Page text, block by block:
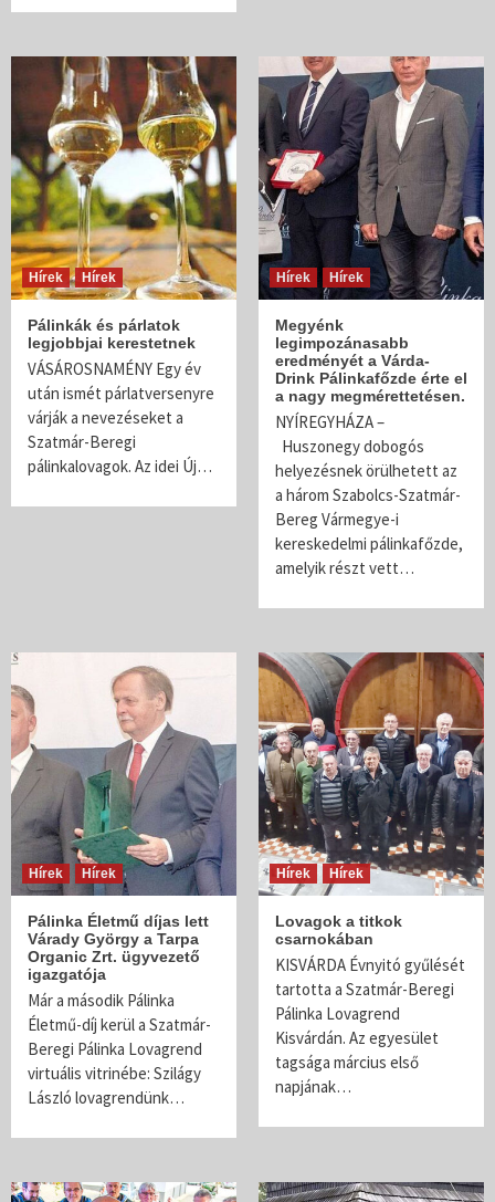
Hírek Hírek
Pálinkák és párlatok
legjobbjai kerestetnek
VÁSÁROSNAMÉNY Egy év
után ismét párlatversenyre
várják a nevezéseket a
Szatmár-Beregi
pálinkalovagok. Az idei Új…
Hírek Hírek
Megyénk
legimpozánasabb
eredményét a Várda-
Drink Pálinkafőzde érte el
a nagy megmérettetésen.
NYÍREGYHÁZA –
Huszonegy dobogós
helyezésnek örülhetett az
a három Szabolcs-Szatmár-
Bereg Vármegye-i
kereskedelmi pálinkafőzde,
amelyik részt vett…
Hírek Hírek
Pálinka Életmű díjas lett
Várady György a Tarpa
Organic Zrt. ügyvezető
igazgatója
Már a második Pálinka
Életmű-díj kerül a Szatmár-
Beregi Pálinka Lovagrend
virtuális vitrinébe: Szilágy
László lovagrendünk…
Hírek Hírek
Lovagok a titkok
csarnokában
KISVÁRDA Évnyitó gyűlését
tartotta a Szatmár-Beregi
Pálinka Lovagrend
Kisvárdán. Az egyesület
tagsága március első
napjának…